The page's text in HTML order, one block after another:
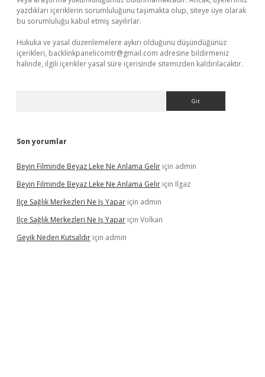
yazdıkları içeriklerin sorumluluğunu taşımakta olup, siteye üye olarak
bu sorumluluğu kabul etmiş sayılırlar.
Hukuka ve yasal düzenlemelere aykırı olduğunu düşündüğünüz
içerikleri, backlinkpanelicomtr@gmail.com adresine bildirmeniz
halinde, ilgili içerikler yasal süre içerisinde sitemizden kaldırılacaktır.
Son yorumlar
Beyin Filminde Beyaz Leke Ne Anlama Gelir için admin
Beyin Filminde Beyaz Leke Ne Anlama Gelir için Ilgaz
Ilçe Sağlık Merkezleri Ne Iş Yapar için admin
Ilçe Sağlık Merkezleri Ne Iş Yapar için Volkan
Geyik Neden Kutsaldır için admin